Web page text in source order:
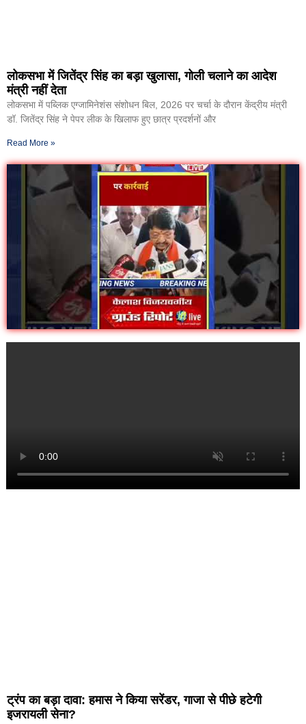
लोकसभा में जितेंद्र सिंह का बड़ा खुलासा, गोली चलाने का आदेश
मंत्री नहीं देता
लोकसभा में पब्लिक एग्जामिनेशंस संशोधन बिल, 2026 पर चर्चा के दौरान केंद्रीय मंत्री
डॉ. जितेंद्र सिंह ने पेपर लीक के खिलाफ हुए छात्र प्रदर्शनों और
Read More »
ट्रंप का बड़ा दावा: हमास ने किया सरेंडर, गाजा से पीछे हटेगी
इजरायली सेना?